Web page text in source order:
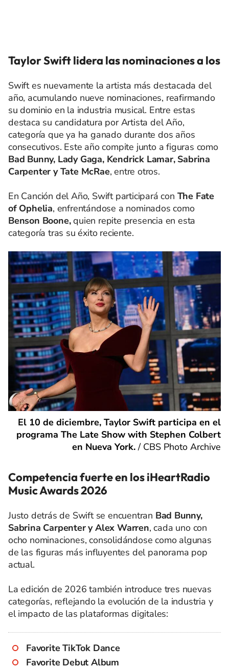
Taylor Swift lidera las nominaciones a los
Swift es nuevamente la artista más destacada del
año, acumulando nueve nominaciones, reafirmando
su dominio en la industria musical. Entre estas
destaca su candidatura por Artista del Año,
categoría que ya ha ganado durante dos años
consecutivos. Este año compite junto a figuras como
Bad Bunny, Lady Gaga, Kendrick Lamar, Sabrina
Carpenter y Tate McRae, entre otros.
En Canción del Año, Swift participará con The Fate
of Ophelia, enfrentándose a nominados como
Benson Boone,quien repite presencia en esta
categoría tras su éxito reciente.
El 10 de diciembre, Taylor Swift participa en el
programa The Late Show with Stephen Colbert
en Nueva York. / CBS Photo Archive
Competencia fuerte en los iHeartRadio
Music Awards 2026
Justo detrás de Swift se encuentran Bad Bunny,
Sabrina Carpenter y Alex Warren, cada uno con
ocho nominaciones, consolidándose como algunas
de las figuras más influyentes del panorama pop
actual.
La edición de 2026 también introduce tres nuevas
categorías, reflejando la evolución de la industria y
el impacto de las plataformas digitales:
Favorite TikTok Dance
Favorite Debut Album